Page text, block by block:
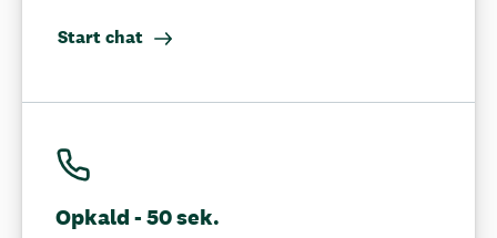
Start chat
Opkald - 50 sek.